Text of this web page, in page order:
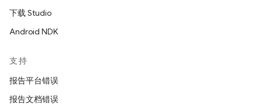
下载 Studio
Android NDK
支持
报告平台错误
报告文档错误